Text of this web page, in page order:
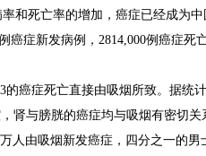
和死亡率的增加，癌症已经成为
癌症新发病例，2814,000例癌症死
癌症死亡直接由吸烟所致。据统
肾与膀胱的癌症均与吸烟有密切关
人由吸烟新发癌症，四分之一的